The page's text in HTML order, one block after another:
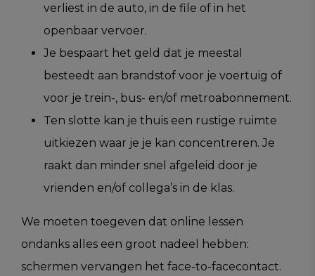
verliest in de auto, in de file of in het
openbaar vervoer.
Je bespaart het geld dat je meestal
besteedt aan brandstof voor je voertuig of
voor je trein-, bus- en/of metroabonnement.
Ten slotte kan je thuis een rustige ruimte
uitkiezen waar je je kan concentreren. Je
raakt dan minder snel afgeleid door je
vrienden en/of collega’s in de klas.
We moeten toegeven dat online lessen
ondanks alles een groot nadeel hebben:
schermen vervangen het face-to-facecontact.